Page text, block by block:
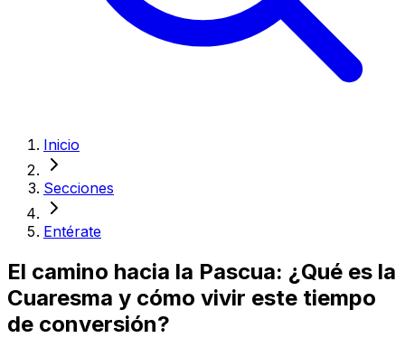
Inicio
Secciones
Entérate
El camino hacia la Pascua: ¿Qué es la
Cuaresma y cómo vivir este tiempo
de conversión?